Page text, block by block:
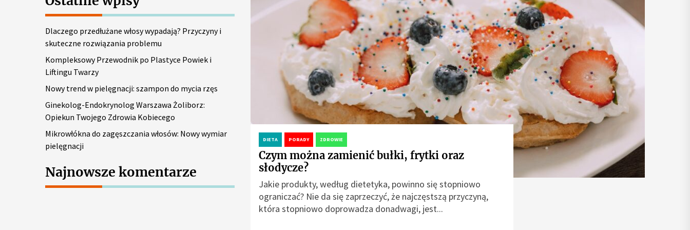
DIETA PORADY ZDROWIE
Czym można zamienić bułki, frytki oraz
słodycze?
Jakie produkty, według dietetyka, powinno się stopniowo
ograniczać? Nie da się zaprzeczyć, że najczęstszą przyczyną,
która stopniowo doprowadza donadwagi, jest...
a
j
:Dlaczego przedłużane włosy wypadają? Przyczyny i
skuteczne rozwiązania problemu
Kompleksowy Przewodnik po Plastyce Powiek i
Liftingu Twarzy
Nowy trend w pielęgnacji: szampon do mycia rzęs
Ginekolog-Endokrynolog Warszawa Żoliborz:
Opiekun Twojego Zdrowia Kobiecego
Mikrowłókna do zagęszczania włosów: Nowy wymiar
pielęgnacji
Najnowsze komentarze